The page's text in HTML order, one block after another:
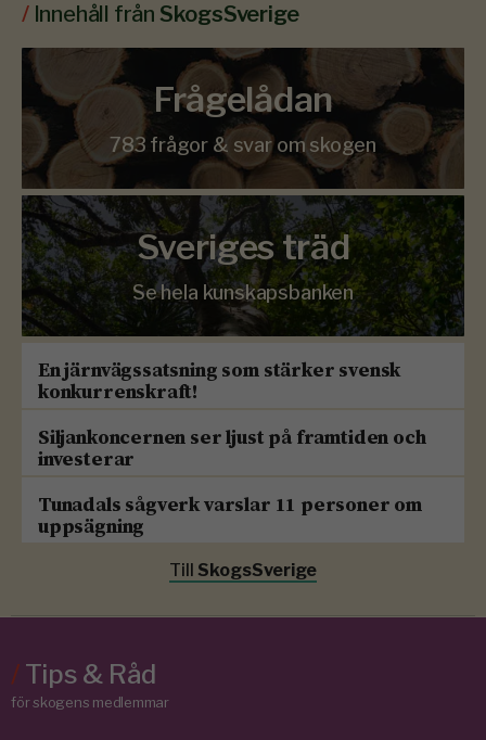
/ Innehåll från SkogsSverige
Frågelådan
783 frågor & svar om skogen
Sveriges träd
Se hela kunskapsbanken
En järnvägssatsning som stärker svensk
konkurrenskraft!
Siljankoncernen ser ljust på framtiden och
investerar
Tunadals sågverk varslar 11 personer om
uppsägning
Till SkogsSverige
/Tips & Råd
för skogens medlemmar